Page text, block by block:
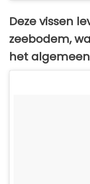
Deze vissen
zeebodem,
het